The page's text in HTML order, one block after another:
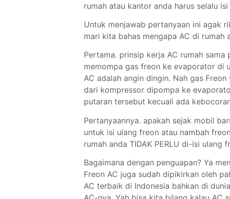
rumah atau kantor anda harus selalu
Untuk menjawab pertanyaan ini agak
mari kita bahas mengapa AC di
Pertama. prinsip kerja AC rumah
memompa gas freon ke evaporator di
AC adalah angin dingin. Nah gas
dari kompressor dipompa ke
putaran tersebut kecuali ada
Pertanyaannya. apakah sejak mobil
untuk isi ulang freon atau nambah
rumah anda TIDAK PERLU di-isi ulang
Bagaimana dengan penguapan? Ya
Freon AC juga sudah dipikirkan oleh
AC terbaik di Indonesia bahkan di